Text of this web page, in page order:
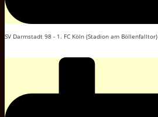
SV Darmstadt 98 - 1. FC Köln (Stadion am Böllenfalltor)